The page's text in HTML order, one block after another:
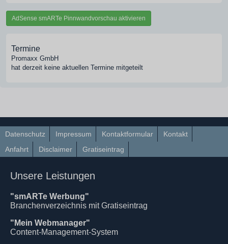
AdSense smARTe Pinnwandvorschau aktivieren
Termine
Promaxx GmbH
hat derzeit keine aktuellen Termine mitgeteilt
Datenschutz Impressum Kontaktformular
Kontakt
Anfahrt
Disclaimer Gratiseintrag
Unsere Leistungen
"smARTe Werbung"
Branchenverzeichnis mit Gratiseintrag
"Mein Webmanager"
Content-Management-System